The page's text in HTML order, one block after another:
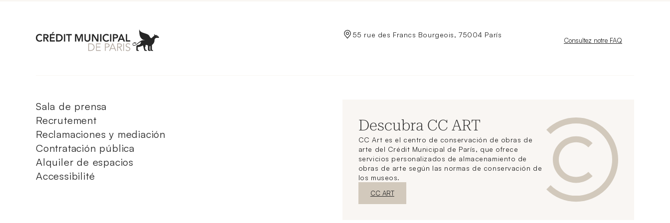
Aller à l'accueil de Crédit Municipal de Paris 55 rue des Francs Bourgeois, 75004 París
Nouvelle fenêtre
Consultez notre FAQ
Sala de prensa
Recrutement
Reclamaciones y mediación
Contratación pública
Alquiler de espacios
Accessibilité
Descubra CC ART
CC Art es el centro de conservación de obras de
arte del Crédit Municipal de París, que ofrece
servicios personalizados de almacenamiento de
obras de arte según las normas de conservación de
los museos.
Nueva ventanaDescubrir
CC ART